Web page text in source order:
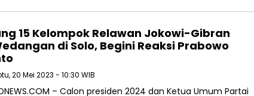
15 Kelompok Relawan Jokowi-Gibran
di Solo, Begini Reaksi Prabowo
20 Mei 2023 - 10:30 WIB
– Calon presiden 2024 dan Ketua Umum Partai